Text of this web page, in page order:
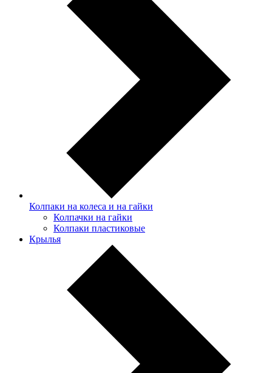
Колпаки на колеса и на гайки
Колпачки на гайки
Колпаки пластиковые
Крылья